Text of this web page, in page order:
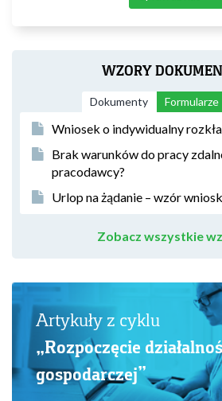
WZORY
Dokumenty Formularze
Wniosek o indywidualny
Brak warunków do pracy
pracodawcy?
Urlop na żądanie – wzór
Zobacz wszystkie
Artykuły z cyklu
„Rozpoczęcie
gospodarczej”